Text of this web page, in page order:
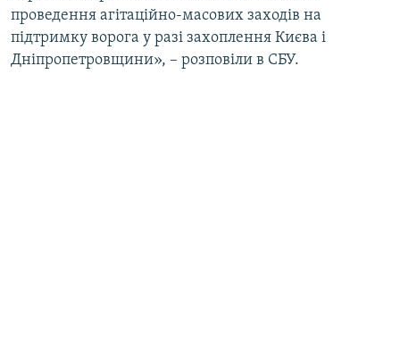
проведення агітаційно-масових заходів на
підтримку ворога у разі захоплення Києва і
Дніпропетровщини», – розповіли в СБУ.